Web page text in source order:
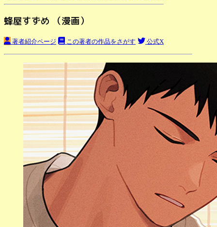
蜂屋すずめ （漫画）
著者紹介ページ この著者の作品をさがす 公式X